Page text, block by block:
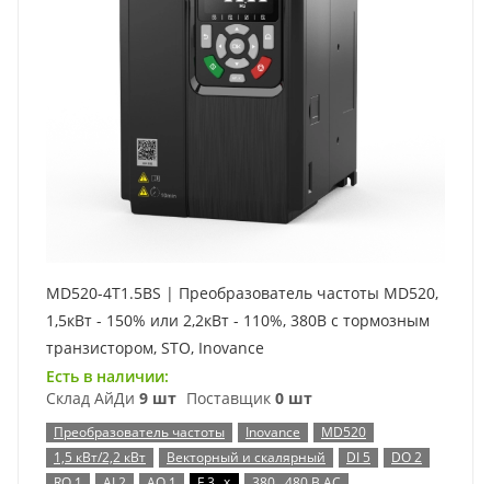
MD520-4T1.5BS | Преобразователь частоты MD520,
1,5кВт - 150% или 2,2кВт - 110%, 380В с тормозным
транзистором, STO, Inovance
Есть в наличии:
Склад АйДи 9 шт Поставщик 0 шт
Преобразователь частоты Inovance
MD520
1,5 кВт/2,2 кВт
Векторный и скалярный DI 5
DO 2